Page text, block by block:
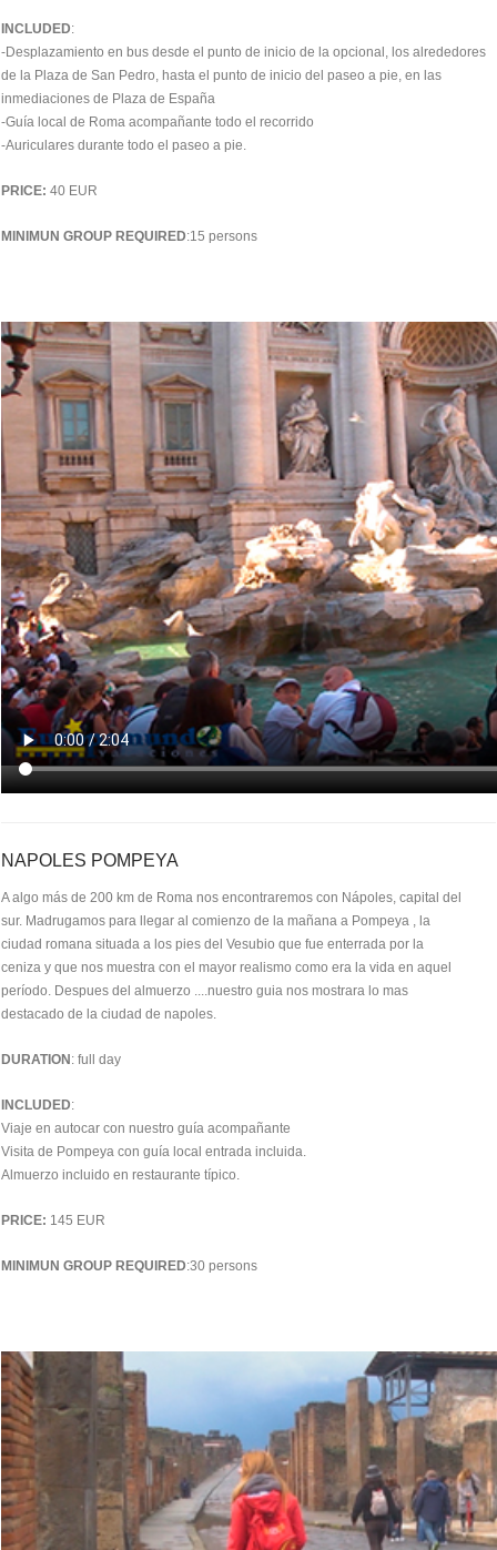
INCLUDED:
-Desplazamiento en bus desde el punto de inicio de la opcional, los alrededores
de la Plaza de San Pedro, hasta el punto de inicio del paseo a pie, en las
inmediaciones de Plaza de España
-Guía local de Roma acompañante todo el recorrido
-Auriculares durante todo el paseo a pie.
PRICE: 40 EUR
MINIMUN GROUP REQUIRED:15 persons
NAPOLES POMPEYA
A algo más de 200 km de Roma nos encontraremos con Nápoles, capital del
sur. Madrugamos para llegar al comienzo de la mañana a Pompeya , la
ciudad romana situada a los pies del Vesubio que fue enterrada por la
ceniza y que nos muestra con el mayor realismo como era la vida en aquel
período. Despues del almuerzo ....nuestro guia nos mostrara lo mas
destacado de la ciudad de napoles.
DURATION : full day
INCLUDED:
Viaje en autocar con nuestro guía acompañante
Visita de Pompeya con guía local entrada incluida.
Almuerzo incluido en restaurante típico.
PRICE: 145 EUR
MINIMUN GROUP REQUIRED:30 persons